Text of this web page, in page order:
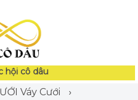
hội cô dâu
Váy Cưới ›